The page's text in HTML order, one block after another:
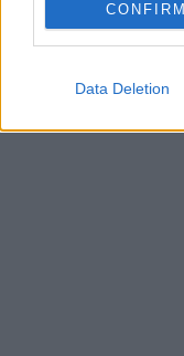
CONFIRM
Data Deletion